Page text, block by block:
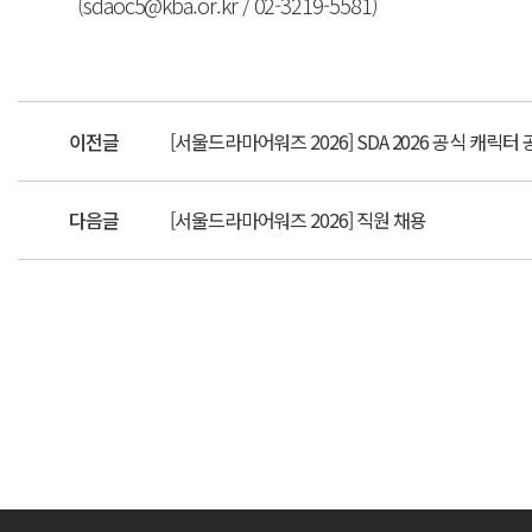
이전글 [서울드라마어워즈 2026] SDA 2026 공식 캐릭터
다음글 [서울드라마어워즈 2026] 직원 채용